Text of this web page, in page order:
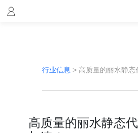
行业信息 > 高质量的丽水静态代
高质量的丽水静态